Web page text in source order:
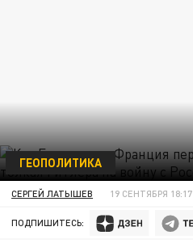
ГЕОПОЛИТИКА
СЕРГЕЙ ЛАТЫШЕВ 19 СЕНТЯБРЯ 18:17
ПОДПИШИТЕСЬ: